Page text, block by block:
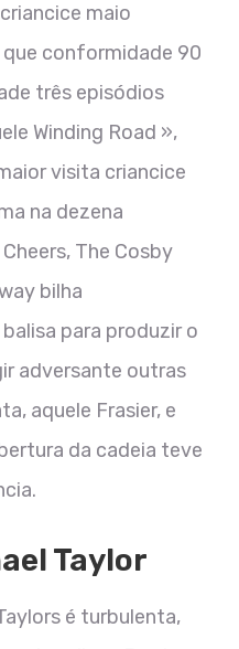
maio
conformidade 90
três episódios
Winding Road »,
visita criancice
na dezena
The Cosby
bilha
para produzir o
adversante outras
aquele Frasier, e
da cadeia teve
Taylor
é turbulenta,